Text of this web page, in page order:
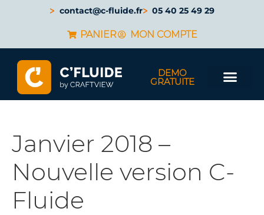
contact@c-fluide.fr 05 40 25 49 29
PANIER MON COMPTE
DEMO
GRATUITE
Janvier 2018 –
Nouvelle version C-
Fluide